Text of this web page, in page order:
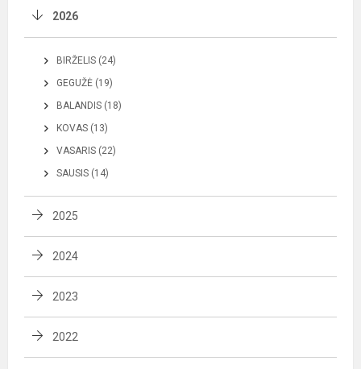
2026
BIRŽELIS (24)
GEGUŽĖ (19)
BALANDIS (18)
KOVAS (13)
VASARIS (22)
SAUSIS (14)
2025
2024
2023
2022